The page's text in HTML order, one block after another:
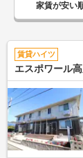
家賃が安い
賃貸ハイツ
エスポワール